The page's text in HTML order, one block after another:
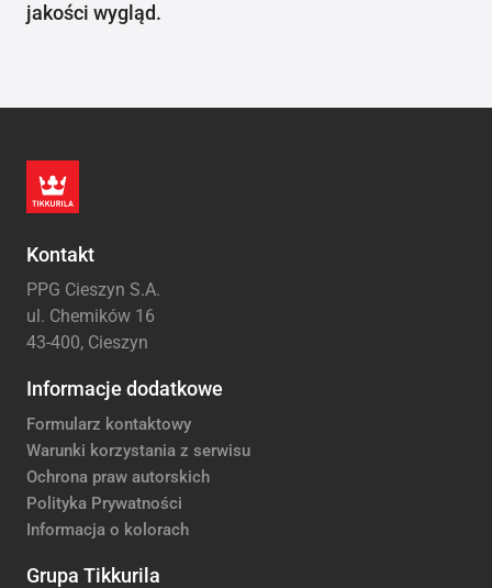
jakości wygląd.
Kontakt
PPG Cieszyn S.A.
ul. Chemików 16
43-400, Cieszyn
Informacje dodatkowe
Formularz kontaktowy
Warunki korzystania z serwisu
Ochrona praw autorskich
Polityka Prywatności
Informacja o kolorach
Grupa Tikkurila